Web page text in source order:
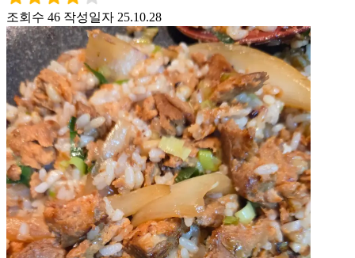
조회수 46 작성일자 25.10.28